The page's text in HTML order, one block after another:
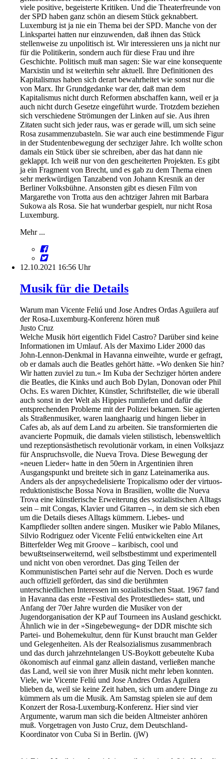
viele positive, begeisterte Kritiken. Und die Theaterfreunde von
der SPD haben ganz schön an diesem Stück geknabbert.
Luxemburg ist ja nie ein Thema bei der SPD. Manche von der
Linkspartei hatten nur einzuwenden, daß ihnen das Stück
stellenweise zu unpolitisch ist. Wir interessieren uns ja nicht nur
für die Politikerin, sondern auch für diese Frau und ihre
Geschichte. Politisch muß man sagen: Sie war eine konsequente
Marxistin und ist weiterhin sehr aktuell. Ihre Definitionen des
Kapitalismus haben sich derart bewahrheitet wie sonst nur die
von Marx. Ihr Grundgedanke war der, daß man dem
Kapitalismus nicht durch Reformen abschaffen kann, weil er ja
auch nicht durch Gesetze eingeführt wurde. Trotzdem beziehen
sich verschiedene Strömungen der Linken auf sie. Aus ihren
Zitaten sucht sich jeder raus, was er gerade will, um sich seine
Rosa zusammenzubasteln. Sie war auch eine bestimmende Figur
in der Studentenbewegung der sechziger Jahre. Ich wollte schon
damals ein Stück über sie schreiben, aber das hat dann nie
geklappt. Ich weiß nur von den gescheiterten Projekten. Es gibt
ja ein Fragment von Brecht, und es gab zu dem Thema einen
sehr merkwürdigen Tanzabend von Johann Kresnik an der
Berliner Volksbühne. Ansonsten gibt es diesen Film von
Margarethe von Trotta aus den achtziger Jahren mit Barbara
Sukowa als Rosa. Sie hat wunderbar gespielt, nur nicht Rosa
Luxemburg.
Mehr ...
12.10.2021 16:56 Uhr
Musik für die Details
Warum man Vicente Feliú und Jose Andres Ordas Aguilera auf
der Rosa-Luxemburg-Konferenz hören muß
Justo Cruz
Welche Musik hört eigentlich Fidel Castro? Darüber sind keine
Informationen im Umlauf. Als der Maximo Lider 2000 das
John-Lennon-Denkmal in Havanna einweihte, wurde er gefragt,
ob er damals auch die Beatles gehört hätte. »Wo denken Sie hin?
Wir hatten zuviel zu tun.« Im Kuba der Sechziger hörten andere
die Beatles, die Kinks und auch Bob Dylan, Donovan oder Phil
Ochs. Es waren Dichter, Künstler, Schriftsteller, die wie überall
auch sonst in der Welt als Hippies rumliefen und dafür die
entsprechenden Probleme mit der Polizei bekamen. Sie agierten
als Straßenmusiker, waren laanghaarig und hingen lieber in
Cafes ab, als auf dem Land zu arbeiten. Sie transformierten die
avancierte Popmuik, die damals vielen stilistisch, lebensweltlich
und rezeptionsästhetisch revolutionär vorkam, in einen Volksjazz
für Anspruchsvolle, die Nueva Trova. Diese Bewegung der
»neuen Lieder« hatte in den 50ern in Argentinien ihren
Ausgangspunkt und breitete sich in ganz Lateinamerika aus.
Anders als der anpsychedelisierte Tropicalismo oder der virtuos-
reduktionistische Bossa Nova in Brasilien, wollte die Nueva
Trova eine künstlerische Erweiterung des sozialistischen Alltags
sein – mit Congas, Klavier und Gitarren –, in dem sie sich eben
um die Details dieses Alltags kümmern. Liebes- und
Kampflieder sollten andere singen. Musiker wie Pablo Milanes,
Silvio Rodriguez oder Vicente Feliú entwickelten eine Art
Bitterfelder Weg mit Groove – karibisch, cool und
bewußtseinserweiternd, weil selbstbestimmt und experimentell
und nicht von oben verordnet. Das ging Teilen der
Kommunistischen Partei sehr auf die Nerven. Doch es wurde
auch offiziell gefördert, das sind die berühmten
unterschiedlichen Interessen im sozialistischen Staat. 1967 fand
in Havanna das erste »Festival des Protestliedes« statt, und
Anfang der 70er Jahre wurden die Musiker von der
Jugendorganisation der KP auf Tourneen ins Ausland geschickt.
Ähnlich wie in der »Singebewegung« der DDR mischte sich
Partei- und Bohemekultur, denn für Kunst braucht man Gelder
und Gelegenheiten. Als der Realsozialismus zusammenbrach
und das durch jahrzehntelangen US-Boykott gebeutelte Kuba
ökonomisch auf einmal ganz allein dastand, verließen manche
das Land, weil sie von ihrer Musik nicht mehr leben konnten.
Viele, wie Vicente Feliú und Jose Andres Ordas Aguilera
blieben da, weil sie keine Zeit haben, sich um andere Dinge zu
kümmern als um die Musik. Am Samstag spielen sie auf dem
Konzert der Rosa-Luxemburg-Konferenz. Hier sind vier
Argumente, warum man sich die beiden Altmeister anhören
muß. Vorgetragen von Justo Cruz, dem Deutschland-
Koordinator von Cuba Si in Berlin. (jW)